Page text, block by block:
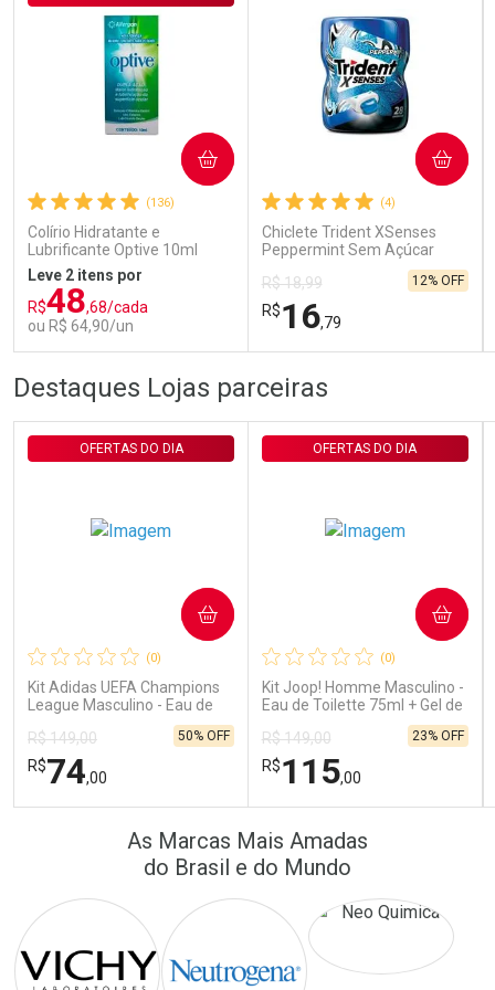
Ativar Desconto
Comprar sem Desconto
Por R$ 29,30/cada
Comprar sem Desconto
Por R$ 29,30/cada
(136)
Colírio Hidratante e
Lubrificante Optive 10ml
Leve 2 itens por
R$48,68/cada
ou R$ 64,90/un
COMPRAR
FECHAR
Laboratório
Comprar sem Desconto
Por R$ 64,90/cada
FECHAR
Por Menos
Comprar sem Desconto
Por R$ 64,90/cada
(4)
Chiclete Trident XSenses
Peppermint Sem Açúcar
R$ 18,99
R$16,79
12% OFF
COMPRAR
Comprar sem Desconto
Por R$ 16,79/cada
Por Menos
Comprar sem Desconto
Por R$ 16,79/cada
Destaques Lojas parceiras
(0)
Kit Adidas UEFA Champions
League Masculino - Eau de
Toilette 100ml + Shower Gel
250ml
OFERTAS DO DIA
R$ 149,00
R$74,00
50% OFF
COMPRAR
FECHAR
FECHAR
Por Menos
(0)
Kit Joop! Homme Masculino -
Eau de Toilette 75ml + Gel de
OFERTAS DO DIA
R$ 149,00
R$115,00
23% OFF
COMPRAR
Laboratório
Por Menos
As Marcas Mais Amadas
do Brasil e do Mundo